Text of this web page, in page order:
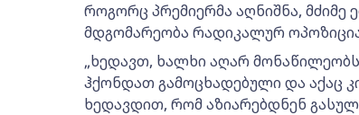
როგორც პრემიერმა აღნიშნა,
მდგომარეობა რადიკალურ
„ხედავთ, ხალხი აღარ
ჰქონდათ გამოცხადებული და აქაც
ხედავდით, რომ აზიარებდნენ